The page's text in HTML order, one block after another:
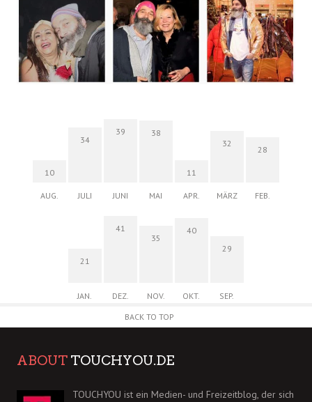
10
AUG.
34
JULI
39
JUNI
38
MAI
11
APR.
32
MÄRZ
28
FEB.
21
JAN.
41
DEZ.
35
NOV.
40
OKT.
29
SEP.
BACK TO TOP
ABOUT TOUCHYOU.DE
TOUCHYOU ist ein Medien- und Freizeitblog, der sich